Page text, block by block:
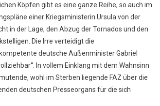
Köpfen gibt es eine ganze Reihe, so auch im
einer Kriegsministerin Ursula von der
in der Lage, den Abzug der Tornados und den
Die Irre verteidigt die
deutsche Außenminister Gabriel
In vollem Einklang mit dem Wahnsinn
wohl im Sterben liegende FAZ über die
deutschen Presseorgans für die sich